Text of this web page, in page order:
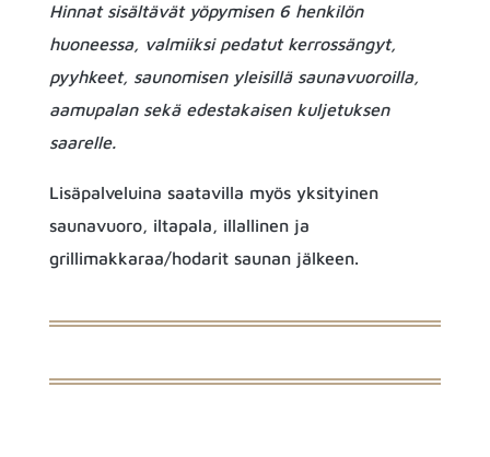
Hinnat sisältävät yöpymisen 6 henkilön
huoneessa, valmiiksi pedatut kerrossängyt,
pyyhkeet, saunomisen yleisillä saunavuoroilla,
aamupalan sekä edestakaisen kuljetuksen
saarelle.
Lisäpalveluina saatavilla myös yksityinen
saunavuoro, iltapala, illallinen ja
grillimakkaraa/hodarit saunan jälkeen.